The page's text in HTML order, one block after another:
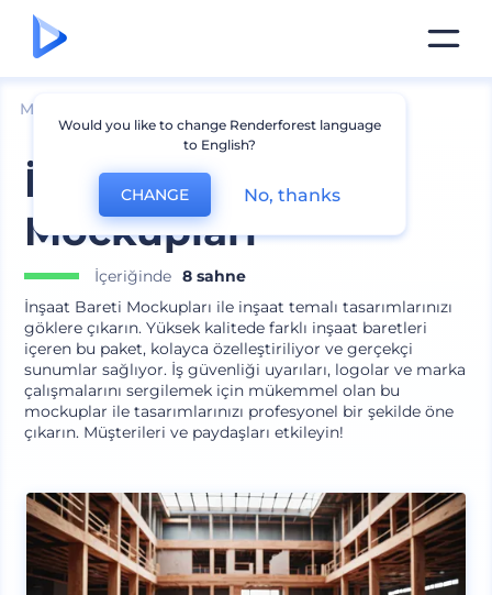
Mockuplar
İnşaat Bareti
Mockupları
İçeriğinde 8 sahne
İnşaat Bareti Mockupları ile inşaat temalı tasarımlarınızı
göklere çıkarın. Yüksek kalitede farklı inşaat baretleri
içeren bu paket, kolayca özelleştiriliyor ve gerçekçi
sunumlar sağlıyor. İş güvenliği uyarıları, logolar ve marka
çalışmalarını sergilemek için mükemmel olan bu
mockuplar ile tasarımlarınızı profesyonel bir şekilde öne
çıkarın. Müşterileri ve paydaşları etkileyin!
Would you like to change Renderforest language
to English?
CHANGE No, thanks